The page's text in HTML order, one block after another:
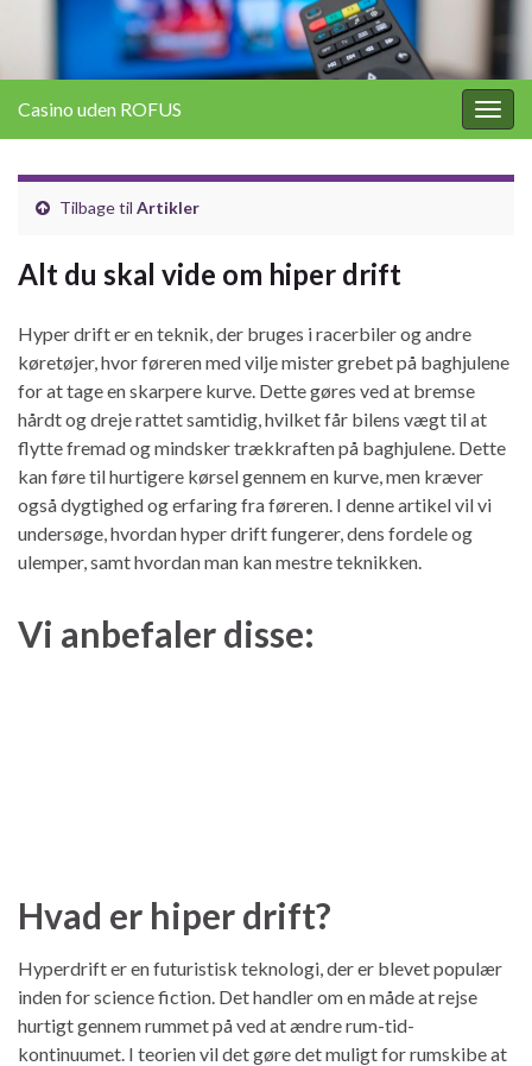
Casino uden ROFUS
Tilbage til Artikler
Alt du skal vide om hiper drift
Hyper drift er en teknik, der bruges i racerbiler og andre
køretøjer, hvor føreren med vilje mister grebet på baghjulene
for at tage en skarpere kurve. Dette gøres ved at bremse
hårdt og dreje rattet samtidig, hvilket får bilens vægt til at
flytte fremad og mindsker trækkraften på baghjulene. Dette
kan føre til hurtigere kørsel gennem en kurve, men kræver
også dygtighed og erfaring fra føreren. I denne artikel vil vi
undersøge, hvordan hyper drift fungerer, dens fordele og
ulemper, samt hvordan man kan mestre teknikken.
Vi anbefaler disse:
Hvad er hiper drift?
Hyperdrift er en futuristisk teknologi, der er blevet populær
inden for science fiction. Det handler om en måde at rejse
hurtigt gennem rummet på ved at ændre rum-tid-
kontinuumet. I teorien vil det gøre det muligt for rumskibe at